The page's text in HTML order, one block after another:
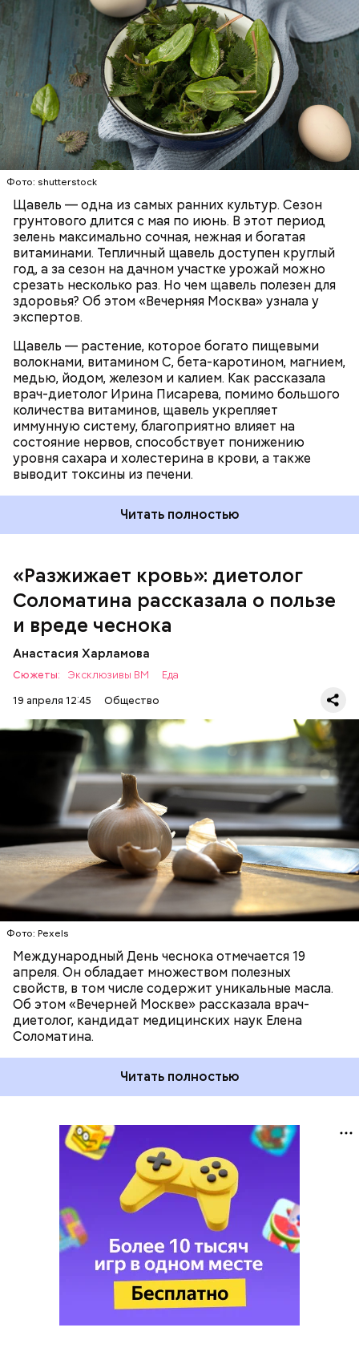
Фото: shutterstock
Щавель — одна из самых ранних культур. Сезон
грунтового длится с мая по июнь. В этот период
зелень максимально сочная, нежная и богатая
витаминами. Тепличный щавель доступен круглый
год, а за сезон на дачном участке урожай можно
срезать несколько раз. Но чем щавель полезен для
здоровья? Об этом «Вечерняя Москва» узнала у
экспертов.
Щавель — растение, которое богато пищевыми
волокнами, витамином С, бета-каротином, магнием,
медью, йодом, железом и калием. Как рассказала
врач-диетолог Ирина Писарева, помимо большого
количества витаминов, щавель укрепляет
иммунную систему, благоприятно влияет на
состояние нервов, способствует понижению
уровня сахара и холестерина в крови, а также
выводит токсины из печени.
Опасность же щавеля состоит в том, что он
содержит большое количество щавелевой кислоты,
которая может способствовать образованию
Читать полностью
ЗДОРОВЬЕ ВРАЧИ
РАСТЕНИЯ
ПРОДУКТЫ
«Разжижает кровь»: диетолог
Соломатина рассказала о пользе
и вреде чеснока
Анастасия Харламова
Сюжеты: Эксклюзивы ВМ
Еда
19 апреля 12:45
Общество
Фото: Pexels
Международный День чеснока отмечается 19
апреля. Он обладает множеством полезных
свойств, в том числе содержит уникальные масла.
Об этом «Вечерней Москве» рассказала врач-
диетолог, кандидат медицинских наук Елена
Соломатина.
Диетолог Соломатина
рассказала, что лучше есть при
гриппе и коронавирусе
— Чеснок является достаточно полезным
продуктом. В нем содержатся уникальные
эфирные масла. Они отпугивают потенциальные
вирусы. Это нужно взять на вооружение для себя. Я
рекомендую есть чеснок во время простуды. Но он
не может быть единственным средством для
борьбы с простудой, — подчеркнула специалист.
Диетолог отметила, что норма потребления
— Я советую есть не более одного зубчика чеснока
в сыром виде в день. Тем не менее некоторым
людям стоит вообще отказаться от данного
продукта. Например, тем, у кого есть проблемы с
желудочно-кишечным трактом. Эфирные масла
оказывают раздражающее действие на слизистые
оболочки кишечника и могут вызвать обострение,
— предупредила Соломатина.
Читать полностью
ЗДОРОВЬЕ ВРАЧИ ПРОДУКТЫ